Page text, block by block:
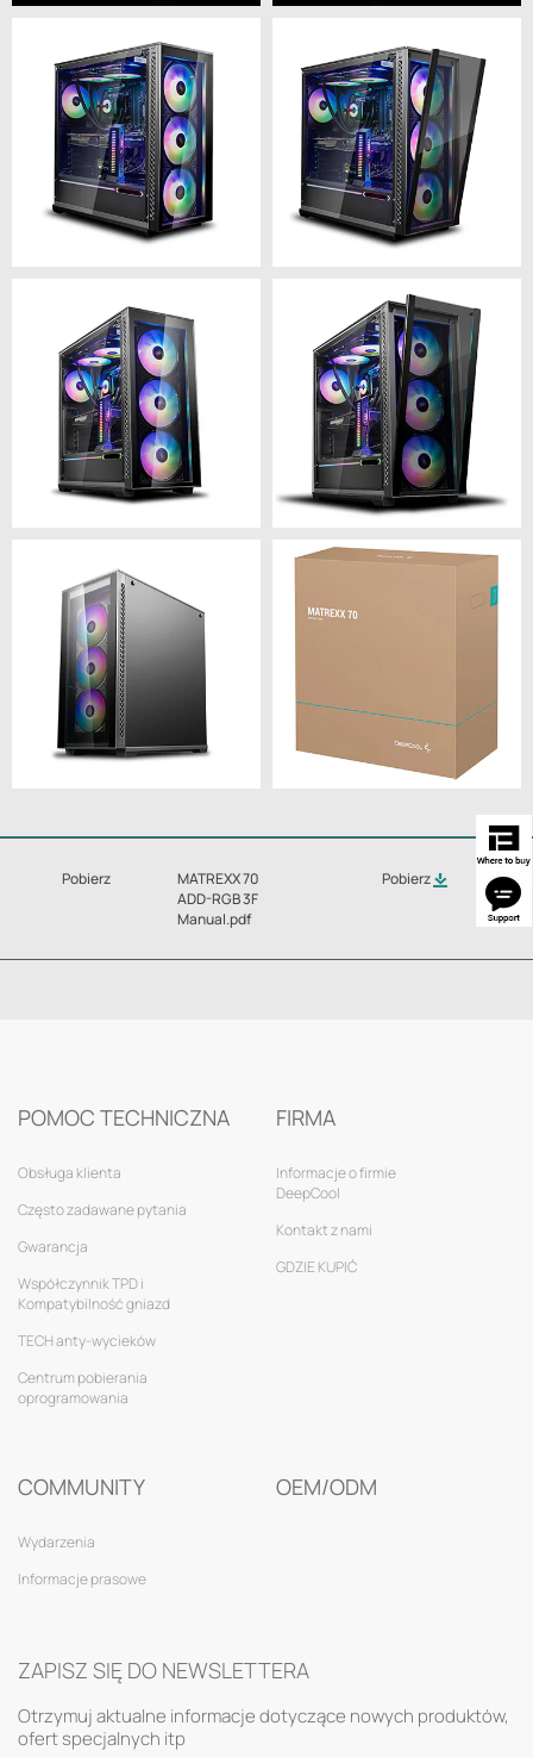
Pobierz
MATREXX 70
ADD-RGB 3F
Manual.pdf
Pobierz
POMOC TECHNICZNA
Obsługa klienta
Często zadawane pytania
Gwarancja
Współczynnik TPD i
Kompatybilność gniazd
TECH anty-wycieków
Centrum pobierania
oprogramowania
FIRMA
Informacje o firmie
DeepCool
Kontakt z nami
GDZIE KUPIĆ
COMMUNITY
Wydarzenia
Informacje prasowe
OEM/ODM
ZAPISZ SIĘ DO NEWSLETTERA
Otrzymuj aktualne informacje dotyczące nowych produktów,
ofert specjalnych itp